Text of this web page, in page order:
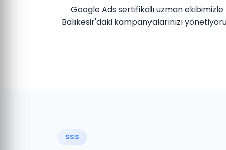
Google Ads sertifikalı uzman ekibimizle
Balıkesir'daki kampanyalarınızı
SSS